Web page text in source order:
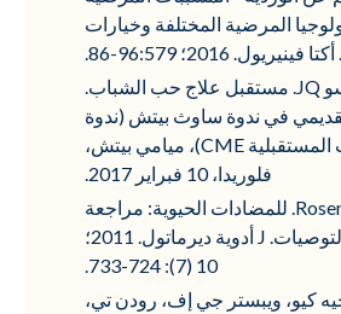
المرضية المختلفة وخيارات
فينيريول. 2016؛ 96:579-86.
ديل روسو JQ. مستقبل علاج حب الشباب.
في ندوة ساوث بيتش (ندوة
العلاجات المستقبلية CME)، ميامي بيتش،
فلوريدا، 10 فبراير 2017.
مقاومة Rosen T. للمضادات الحيوية: مراجعة
تحريرية مع التوصيات. J أدوية ديرماتول. 2011؛
10 (7): 724-733.
كيو، ويبستر جي إف، رودن تي،